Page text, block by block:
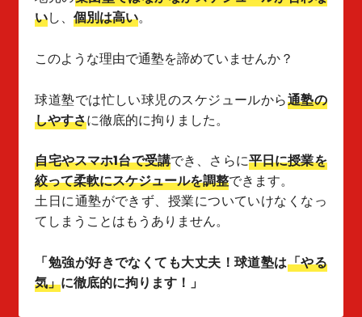
いし、個別は高い。
このような理由で通塾を諦めていませんか？
球道塾では忙しい球児のスケジュールから通塾の
しやすさに徹底的に拘りました。
自宅やスマホ1台で受講でき、さらに平日に授業を
絞って柔軟にスケジュールを調整できます。
土日に通塾ができず、授業についていけなくなっ
てしまうことはもうありません。
「勉強が好きでなくても大丈夫！球道塾は「やる
気」に徹底的に拘ります！」